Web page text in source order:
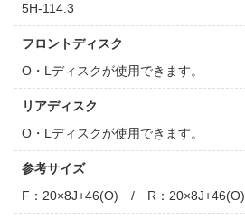
5H-114.3
フロントディスク
O・Lディスクが使用できます。
リアディスク
O・Lディスクが使用できます。
参考サイズ
F：20×8J+46(O) / R：20×8J+46(O)